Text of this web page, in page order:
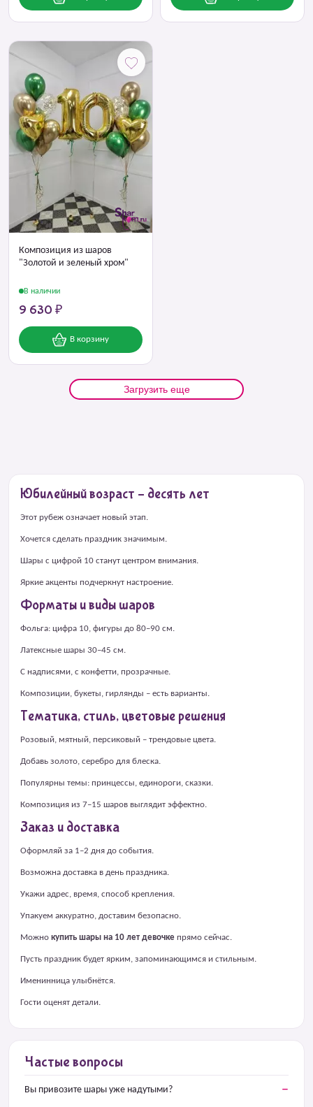
Композиция из шаров
"Золотой и зеленый хром"
В наличии
9 630 ₽
В корзину
Загрузить еще
Юбилейный возраст – десять лет
Этот рубеж означает новый этап.
Хочется сделать праздник значимым.
Шары с цифрой 10 станут центром внимания.
Яркие акценты подчеркнут настроение.
Форматы и виды шаров
Фольга: цифра 10, фигуры до 80–90 см.
Латексные шары 30–45 см.
С надписями, с конфетти, прозрачные.
Композиции, букеты, гирлянды – есть варианты.
Тематика, стиль, цветовые решения
Розовый, мятный, персиковый – трендовые цвета.
Добавь золото, серебро для блеска.
Популярны темы: принцессы, единороги, сказки.
Композиция из 7–15 шаров выглядит эффектно.
Заказ и доставка
Оформляй за 1–2 дня до события.
Возможна доставка в день праздника.
Укажи адрес, время, способ крепления.
Упакуем аккуратно, доставим безопасно.
Можно купить шары на 10 лет девочке прямо сейчас.
Пусть праздник будет ярким, запоминающимся и стильным.
Именинница улыбнётся.
Гости оценят детали.
Частые вопросы
Вы привозите шары уже надутыми?